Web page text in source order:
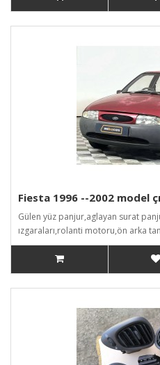
Fiesta 1996 --2002 model
Gülen yüz panjur,aglayan surat
ızgaraları,rolanti motoru,ön arka